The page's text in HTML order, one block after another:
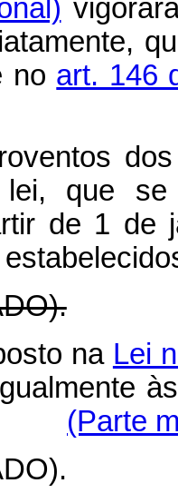
no art. 146
que se
de 1 de
na Lei
(Parte